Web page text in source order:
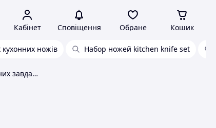
Кабінет Сповіщення Обране Кошик
ножів Набор ножей kitchen knife set
Набір ножів для кулінарних завдань